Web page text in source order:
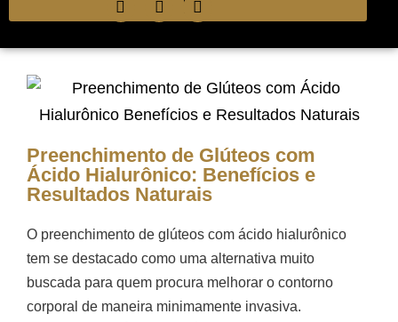
Preenchimento de Glúteos com
Ácido Hialurônico: Benefícios e
Resultados Naturais
O preenchimento de glúteos com ácido hialurônico
tem se destacado como uma alternativa muito
buscada para quem procura melhorar o contorno
corporal de maneira minimamente invasiva.